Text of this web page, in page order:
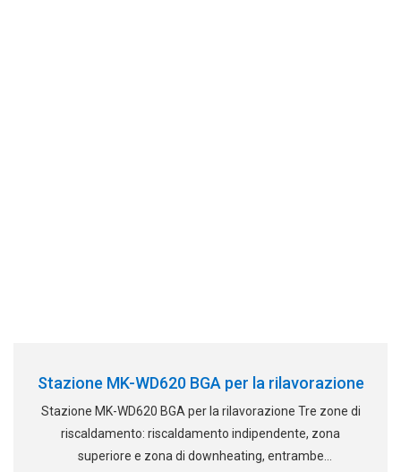
Stazione MK-WD620 BGA per la rilavorazione
Stazione MK-WD620 BGA per la rilavorazione Tre zone di
riscaldamento: riscaldamento indipendente, zona
superiore e zona di downheating, entrambe